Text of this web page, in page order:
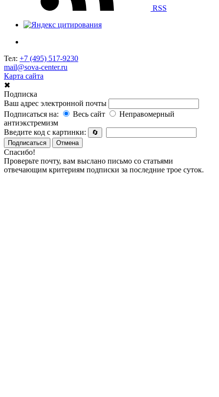
RSS
Тел: +7 (495) 517-9230
mail@sova-center.ru
Карта сайта
✖
Подписка
Ваш адрес электронной почты
Подписаться на:
Весь сайт
Неправомерный
антиэкстремизм
Введите код с картинки:
🔄
Подписаться
Отмена
Спасибо!
Проверьте почту, вам выслано письмо со статьями
отвечающим критериям подписки за последние трое суток.